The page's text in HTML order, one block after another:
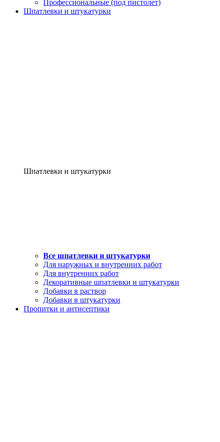
Профессиональные (под пистолет)
Шпатлевки и штукатурки
Шпатлевки и штукатурки
Все шпатлевки и штукатурки
Для наружных и внутренних работ
Для внутренних работ
Декоративные шпатлевки и штукатурки
Добавки в раствор
Добавки в штукатурки
Пропитки и антисептики